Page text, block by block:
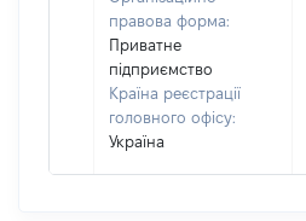
правова форма:
Приватне
підприємство
Країна реєстрації
головного офісу:
Україна